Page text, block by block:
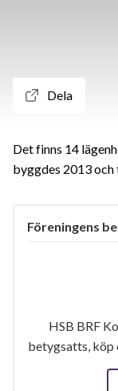
Dela
Det finns 14
byggdes 2013
Föreningens
HSB BRF
betygsatts, köp